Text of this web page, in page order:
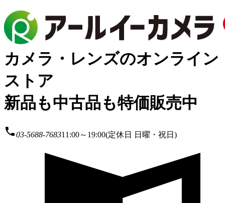
カメラ・レンズのオンライン
ストア
新品も中古品も特価販売中
local_phone03-5688-768311:00～19:00(定休日 日曜・祝日)